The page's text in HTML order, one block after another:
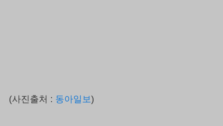
(사진출처 : 동아일보)